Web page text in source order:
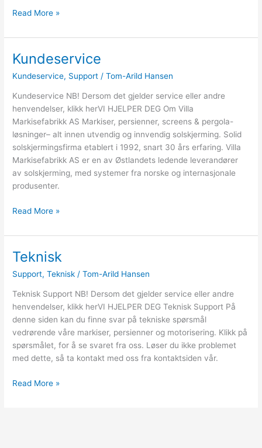
Read More »
Kundeservice
Kundeservice, Support /Tom-Arild Hansen
Kundeservice NB! Dersom det gjelder service eller andre
henvendelser, klikk herVI HJELPER DEG Om Villa
Markisefabrikk AS Markiser, persienner, screens & pergola-
løsninger– alt innen utvendig og innvendig solskjerming. Solid
solskjermingsfirma etablert i 1992, snart 30 års erfaring. Villa
Markisefabrikk AS er en av Østlandets ledende leverandører
av solskjerming, med systemer fra norske og internasjonale
produsenter.
Kundeservice
Read More »
Teknisk
Support,Teknisk /Tom-Arild Hansen
Teknisk Support NB! Dersom det gjelder service eller andre
henvendelser, klikk herVI HJELPER DEG Teknisk Support På
denne siden kan du finne svar på tekniske spørsmål
vedrørende våre markiser, persienner og motorisering. Klikk på
spørsmålet, for å se svaret fra oss. Løser du ikke problemet
med dette, så ta kontakt med oss fra kontaktsiden vår.
Teknisk
Read More »